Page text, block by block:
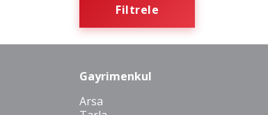
Filtrele
Gayrimenkul
Arsa